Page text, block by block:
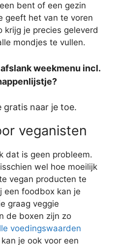
bent of een gezin
geeft het van te voren
krijg je precies geleverd
mondjes te vullen.
weekmenu incl.
gratis naar je toe.
veganisten
dat is geen probleem.
wel hoe moeilijk
vegan producten te
een foodbox kan je
graag veggie
de boxen zijn zo
voedingswaarden
je ook voor een